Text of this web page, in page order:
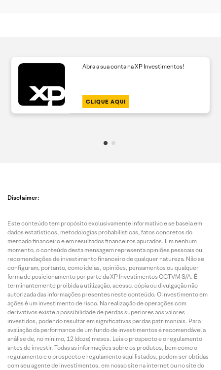
Abra a sua conta na XP Investimentos!
CLIQUE AQUI
Disclaimer:
Este conteúdo tem propósito exclusivamente informativo e se baseia em
dados estatísticos, metodologias probabilísticas, fatos concretos do
mercado financeiro e em resultados financeiros apurados. Em nenhum
momento, o conteúdo desta mensagem representa opiniões pessoais ou
recomendações de investimento financeiro de qualquer natureza. Não se
configuram, portanto, como ideias, opiniões, pensamentos ou qualquer
forma de posicionamento por parte da XP Investimentos CCTVM S/A. É
terminantemente proibida a utilização, acesso, cópia ou divulgação não
autorizada das informações presentes neste conteúdo. O investimento em
ações é um investimento de risco. Na realização de operações com
derivativos existe a possibilidade de perdas superiores aos valores
investidos, podendo resultar em significativas perdas patrimoniais. Para
avaliação da performance de um fundo de investimentos é recomendável a
análise de, no mínimo, 12 (doze) meses. Leia o prospecto e o regulamento
antes de investir. Todas as informações sobre os produtos, bem como o
regulamento e o prospecto e regulamento aqui listados, podem ser obtidas
com seu agente de investimentos, em nosso site na internet ou no site do